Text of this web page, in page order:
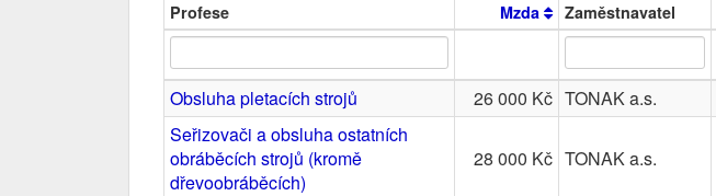
Profese Mzda Zaměstnavatel
Obsluha pletacích strojů 26 000 Kč TONAK a.s.
Seřizovači a obsluha ostatních
obráběcích strojů (kromě
dřevoobráběcích)
28 000 Kč TONAK a.s.